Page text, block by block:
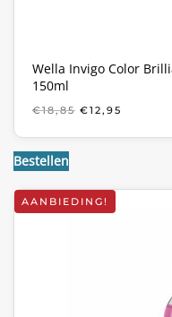
Wella Invigo Color
150ml
€18,85
WAS:
€12,95
IS:
Bestellen
AANBIEDING!